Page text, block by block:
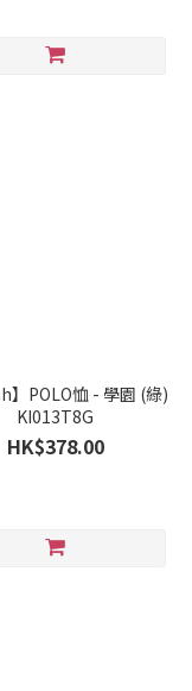
】POLO恤 - 學園 (綠)
KI013T8G
HK$378.00